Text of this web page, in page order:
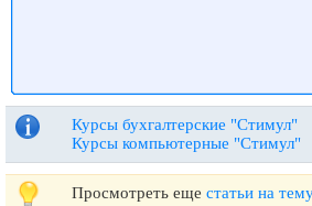
Курсы бухгалтерские "Стимул"
Курсы компьютерные "Стимул"
Просмотреть еще статьи на